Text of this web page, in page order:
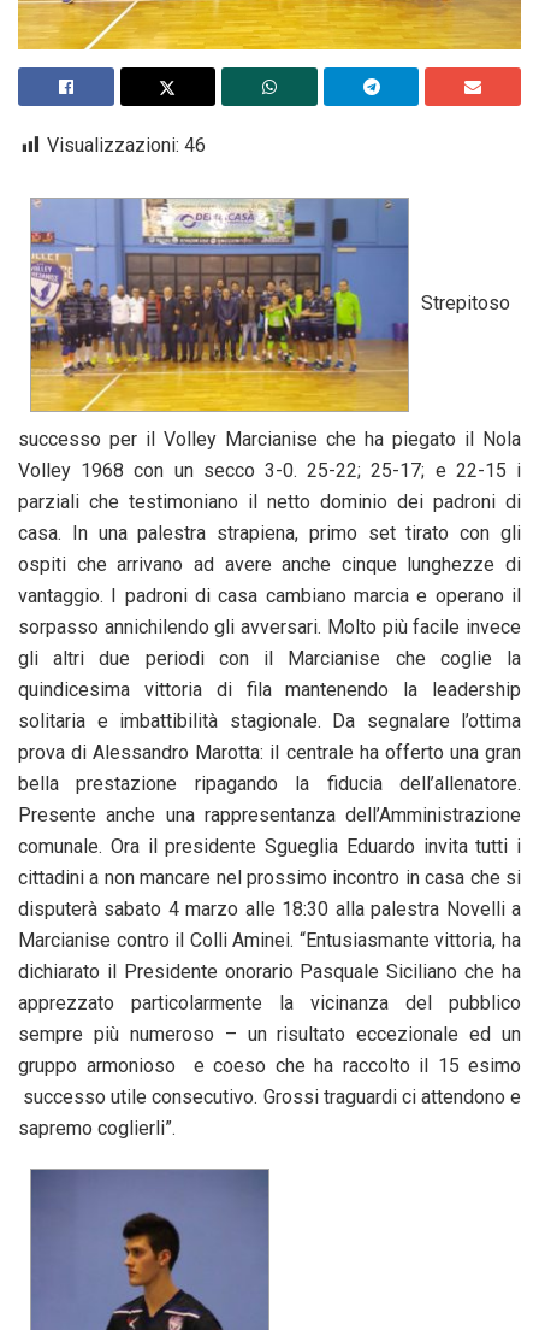
Visualizzazioni: 46
Strepitoso
successo per il Volley Marcianise che ha piegato il Nola
Volley 1968 con un secco 3-0. 25-22; 25-17; e 22-15 i
parziali che testimoniano il netto dominio dei padroni di
casa. In una palestra strapiena, primo set tirato con gli
ospiti che arrivano ad avere anche cinque lunghezze di
vantaggio. I padroni di casa cambiano marcia e operano il
sorpasso annichilendo gli avversari. Molto più facile invece
gli altri due periodi con il Marcianise che coglie la
quindicesima vittoria di fila mantenendo la leadership
solitaria e imbattibilità stagionale. Da segnalare l’ottima
prova di Alessandro Marotta: il centrale ha offerto una gran
bella prestazione ripagando la fiducia dell’allenatore.
Presente anche una rappresentanza dell’Amministrazione
comunale. Ora il presidente Sgueglia Eduardo invita tutti i
cittadini a non mancare nel prossimo incontro in casa che si
disputerà sabato 4 marzo alle 18:30 alla palestra Novelli a
Marcianise contro il Colli Aminei. “Entusiasmante vittoria, ha
dichiarato il Presidente onorario Pasquale Siciliano che ha
apprezzato particolarmente la vicinanza del pubblico
sempre più numeroso – un risultato eccezionale ed un
gruppo armonioso e coeso che ha raccolto il 15 esimo
successo utile consecutivo. Grossi traguardi ci attendono e
sapremo coglierli”.